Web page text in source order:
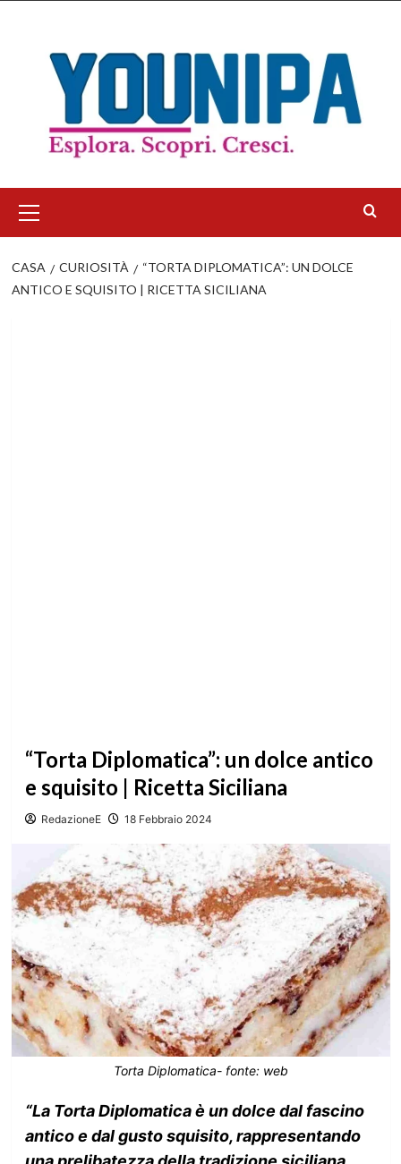
contenuto
principale
CASA CURIOSITÀ
“TORTA DIPLOMATICA”: UN DOLCE
ANTICO E SQUISITO | RICETTA SICILIANA
“Torta Diplomatica”: un dolce antico
e squisito | Ricetta Siciliana
RedazioneE 18 Febbraio 2024
Torta Diplomatica- fonte: web
“La Torta Diplomatica è un dolce dal fascino
antico e dal gusto squisito, rappresentando